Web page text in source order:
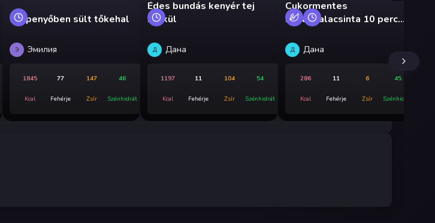
Serpenyőben sült tőkehal
Э Эмилия
1845
Kcal
77
Fehérje
147
Zsír
46
Szénhidrát
Édes bundás kenyér tej
nélkül
Д Дана
1197
Kcal
11
Fehérje
104
Zsír
54
Szénhidrát
Cukormentes
banánpalacsinta 10 perc
Д Дана
286
Kcal
11
Fehérje
6
Zsír
45
Szénhidrát